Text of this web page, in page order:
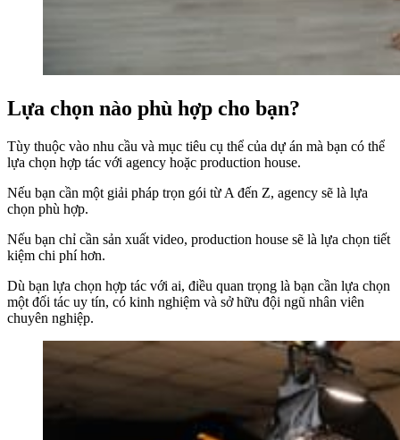
Lựa chọn nào phù hợp cho bạn?
Tùy thuộc vào nhu cầu và mục tiêu cụ thể của dự án mà bạn có thể
lựa chọn hợp tác với agency hoặc production house.
Nếu bạn cần một giải pháp trọn gói từ A đến Z, agency sẽ là lựa
chọn phù hợp.
Nếu bạn chỉ cần sản xuất video, production house sẽ là lựa chọn tiết
kiệm chi phí hơn.
Dù bạn lựa chọn hợp tác với ai, điều quan trọng là bạn cần lựa chọn
một đối tác uy tín, có kinh nghiệm và sở hữu đội ngũ nhân viên
chuyên nghiệp.